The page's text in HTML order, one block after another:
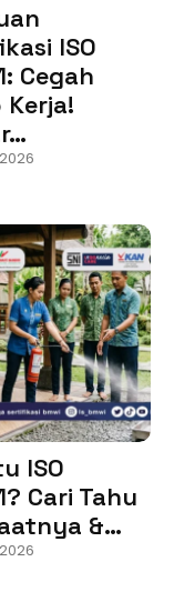
ISO
Cegah
Kerja!
ISO
Cari Tahu
&…